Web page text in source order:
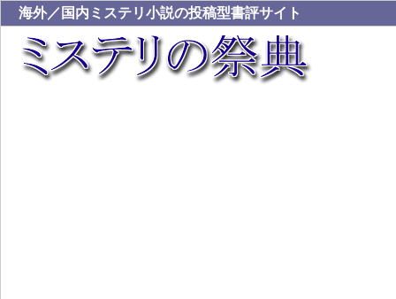
海外／国内ミステリ小説の投稿型書評サイト